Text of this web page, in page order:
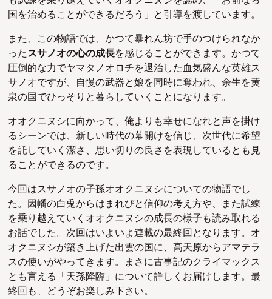
国を治めることができるだろう」と引導を渡しています。
また、この物語では、かつて暴れん坊で手のつけられなか
ったスサノオの心の成長を感じることができます。かつて
圧倒的な力でヤマタノオロチを退治した血気盛んな英雄ス
サノオですが、自慢の武器と娘を同時に奪われ、余生を黄
泉の国でひっそりと暮らしていくことになります。
オオクニヌシに向かって、俺よりも幸せになれと声を掛け
るシーンでは、新しい時代の幕開けを信じ、次世代に希望
を託していく潔さ、思い切りの良さを表現しているとも見
ることができるのです。
今回はスサノオの子孫オオクニヌシについての物語でし
た。因幡の白兎からはまれびと信仰の考え方や、また試練
を乗り越えていくオオクニヌシの成長の様子も読み取れる
お話でした。次回はいよいよ連載の最終回となります。オ
オクニヌシが築き上げた出雲の国に、高天原からアマテラ
スの使いがやってきます。まさに古事記のクライマックス
とも言える「天孫降臨」について詳しくお届けします。最
終回も、どうぞお楽しみ下さい。